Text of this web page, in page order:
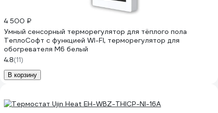
4 500 ₽
Умный сенсорный терморегулятор для тёплого пола
ТеплоСофт с функцией WI-FI, терморегулятор для
обогревателя М6 белый
4.8(11)
В корзину